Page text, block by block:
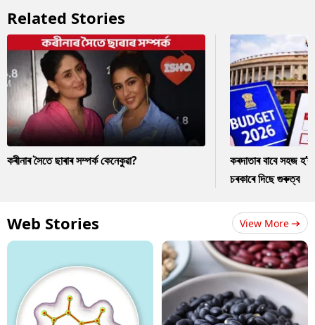
Related Stories
কৰীনাৰ সৈতে ছাৰাৰ সম্পৰ্ক কেনেকুৱা?
কৰদাতাৰ বাবে সহজ
চৰকাৰে দিছে গুৰুত্ব
Web Stories View More